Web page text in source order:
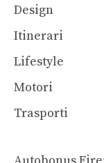
Design
Itinerari
Lifestyle
Motori
Trasporti